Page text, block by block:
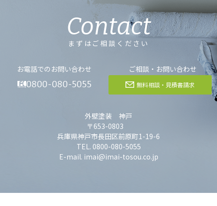
Contact
まずはご相談ください
お電話でのお問い合わせ
0800-080-5055
ご相談・お問い合わせ
無料相談・見積書請求
外壁塗装 神戸
〒653-0803
兵庫県神戸市長田区前原町1-19-6
TEL. 0800-080-5055
E-mail. imai@imai-tosou.co.jp